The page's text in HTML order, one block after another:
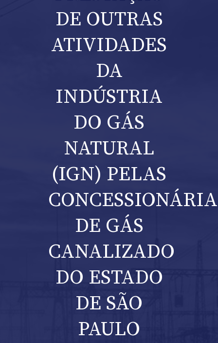
DE OUTRAS
ATIVIDADES
DA
INDÚSTRIA
DO GÁS
NATURAL
(IGN) PELAS
DE GÁS
CANALIZADO
DO ESTADO
DE SÃO
PAULO